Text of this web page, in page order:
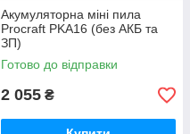
Акумуляторна міні пила
Procraft PKA16 (без АКБ та
ЗП)
Готово до відправки
2 055 ₴